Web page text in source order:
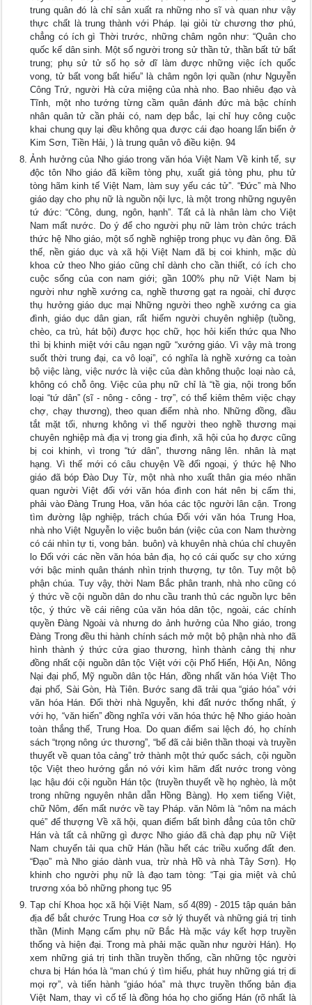
trung quân đó là chỉ sản xuất ra những nho sĩ và quan như vậy
thực chất là trung thành với Pháp. lại giỏi từ chương thơ phú,
chẳng có ích gì Thời trước, những châm ngôn như: “Quân cho
quốc kế dân sinh. Một số người trong sử thần tử, thần bất tử bất
trung; phụ sử tử số họ sở dĩ làm được những việc ích quốc
vong, tử bất vong bất hiếu” là châm ngôn lợi quần (như Nguyễn
Công Trứ, người Hà cửa miệng của nhà nho. Bao nhiêu đạo và
Tĩnh, một nho tướng từng cầm quân đánh đức mà bậc chính
nhân quân tử cần phải có, nam dẹp bắc, lại chỉ huy công cuộc
khai chung quy lại đều không qua được cái đạo hoang lấn biển ở
Kim Sơn, Tiền Hải, ) là trung quân vô điều kiện. 94
Ảnh hưởng của Nho giáo trong văn hóa Việt Nam Về kinh tế, sự
độc tôn Nho giáo đã kiềm tòng phụ, xuất giá tòng phu, phu tử
tòng hãm kinh tế Việt Nam, làm suy yếu các tử”. “Đức” mà Nho
giáo dạy cho phụ nữ là nguồn nội lực, là một trong những nguyên
tứ đức: “Công, dung, ngôn, hạnh”. Tất cả là nhân làm cho Việt
Nam mất nước. Do ý để cho người phụ nữ làm tròn chức trách
thức hệ Nho giáo, một số nghề nghiệp trong phục vụ đàn ông. Đã
thế, nền giáo dục và xã hội Việt Nam đã bị coi khinh, mặc dù
khoa cử theo Nho giáo cũng chỉ dành cho cần thiết, có ích cho
cuộc sống của con nam giới; gần 100% phụ nữ Việt Nam bị
người như nghề xướng ca, nghề thương gạt ra ngoài, chỉ được
thụ hưởng giáo dục mại Những người theo nghề xướng ca gia
đình, giáo dục dân gian, rất hiếm người chuyên nghiệp (tuồng,
chèo, ca trù, hát bội) được học chữ, học hỏi kiến thức qua Nho
thì bị khinh miệt với câu ngạn ngữ “xướng giáo. Vì vậy mà trong
suốt thời trung đại, ca vô loại”, có nghĩa là nghề xướng ca toàn
bộ việc làng, việc nước là việc của đàn không thuộc loại nào cả,
không có chỗ ông. Việc của phụ nữ chỉ là “tề gia, nội trong bốn
loại “tứ dân” (sĩ - nông - công - trợ”, có thể kiêm thêm việc chạy
chợ, chạy thương), theo quan điểm nhà nho. Những đồng, đầu
tắt mặt tối, nhưng không vì thế người theo nghề thương mại
chuyên nghiệp mà địa vị trong gia đình, xã hội của họ được cũng
bị coi khinh, vì trong “tứ dân”, thương nâng lên. nhân là mạt
hạng. Vì thế mới có câu chuyện Về đối ngoại, ý thức hệ Nho
giáo đã bóp Đào Duy Từ, một nhà nho xuất thân gia méo nhãn
quan người Việt đối với văn hóa đình con hát nên bị cấm thi,
phải vào Đàng Trung Hoa, văn hóa các tộc người lân cận. Trong
tìm đường lập nghiệp, trách chúa Đối với văn hóa Trung Hoa,
nhà nho Việt Nguyễn lo việc buôn bán (việc của con Nam thường
có cái nhìn tự ti, vong bản. buôn) và khuyên nhà chúa chỉ chuyên
lo Đối với các nền văn hóa bản địa, họ có cái quốc sự cho xứng
với bậc minh quân thánh nhìn trịnh thượng, tự tôn. Tuy một bộ
phận chúa. Tuy vậy, thời Nam Bắc phân tranh, nhà nho cũng có
ý thức về cội nguồn dân do nhu cầu tranh thủ các nguồn lực bên
tộc, ý thức về cái riêng của văn hóa dân tộc, ngoài, các chính
quyền Đàng Ngoài và nhưng do ảnh hưởng của Nho giáo, trong
Đàng Trong đều thi hành chính sách mở một bộ phận nhà nho đã
hình thành ý thức cửa giao thương, hình thành cảng thị như
đồng nhất cội nguồn dân tộc Việt với cội Phố Hiến, Hội An, Nông
Nại đại phố, Mỹ nguồn dân tộc Hán, đồng nhất văn hóa Việt Tho
đại phố, Sài Gòn, Hà Tiên. Bước sang đã trải qua “giáo hóa” với
văn hóa Hán. Đối thời nhà Nguyễn, khi đất nước thống nhất, ý
với họ, “văn hiến” đồng nghĩa với văn hóa thức hệ Nho giáo hoàn
toàn thắng thế, Trung Hoa. Do quan điểm sai lệch đó, họ chính
sách “trọng nông ức thương”, “bế đã cải biên thần thoại và truyền
thuyết về quan tỏa cảng” trở thành một thứ quốc sách, cội nguồn
tộc Việt theo hướng gắn nó với kìm hãm đất nước trong vòng
lạc hậu đói cội nguồn Hán tộc (truyền thuyết về họ nghèo, là một
trong những nguyên nhân dẫn Hồng Bàng). Họ xem tiếng Việt,
chữ Nôm, đến mất nước về tay Pháp. văn Nôm là “nôm na mách
qué” để thượng Về xã hội, quan điểm bất bình đẳng của tôn chữ
Hán và tất cả những gì được Nho giáo đã chà đạp phụ nữ Việt
Nam chuyển tải qua chữ Hán (hầu hết các triều xuống đất đen.
“Đạo” mà Nho giáo dành vua, trừ nhà Hồ và nhà Tây Sơn). Họ
khinh cho người phụ nữ là đạo tam tòng: “Tại gia miệt và chủ
trương xóa bỏ những phong tục 95
Tạp chí Khoa học xã hội Việt Nam, số 4(89) - 2015 tập quán bản
địa để bắt chước Trung Hoa cơ sở lý thuyết và những giá trị tinh
thần (Minh Mạng cấm phụ nữ Bắc Hà mặc váy kết hợp truyền
thống và hiện đại. Trong mà phải mặc quần như người Hán). Họ
xem những giá trị tinh thần truyền thống, cần những tộc người
chưa bị Hán hóa là “man chú ý tìm hiểu, phát huy những giá trị di
mọi rợ”, và tiến hành “giáo hóa” mà thực truyền thống bản địa
Việt Nam, thay vì cố tế là đồng hóa họ cho giống Hán (rõ nhất là